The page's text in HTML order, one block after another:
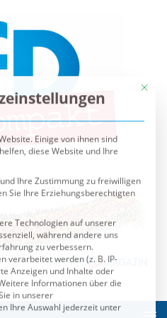
Einige von ihnen sind
Technologien auf unserer
während andere uns
zu verbessern.
verarbeitet werden (z. B. IP-
Anzeigen und Inhalte oder
Informationen über die
in unserer
Ihre Auswahl jederzeit unter
Gruppen, für die eine